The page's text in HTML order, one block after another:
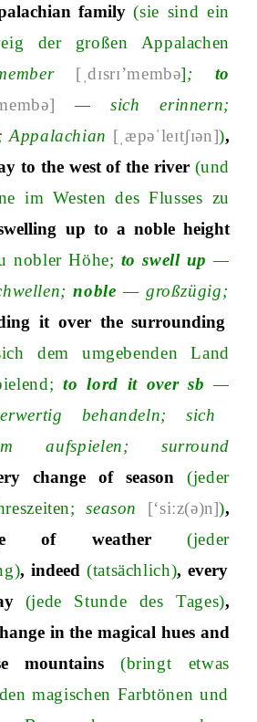
family (sie sind ein
der großen Appalachen
[ˌdɪsrɪ’membə];
to
— sich erinnern;
Appalachian [ˌæpəˈleɪtʃɪən]),
to the west of the river (und
im Westen des Flusses zu
up to a noble height
nobler Höhe; to swell up —
n; noble — großzügig;
it over the surrounding
dem umgebenden Land
d; to lord it over sb —
behandeln; sich
aufspielen;
surround
change of season
(jeder
n; season [‘siːz(ə)n]),
of weather
(jeder
,indeed (tatsächlich),every
(jede Stunde des Tages),
in the magical hues and
mountains
(bringt etwas
magischen Farbtönen und